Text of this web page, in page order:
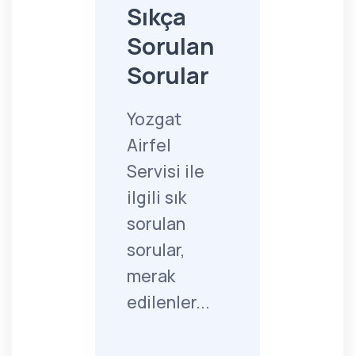
Sıkça
Sorulan
Sorular
Yozgat
Airfel
Servisi ile
ilgili sık
sorulan
sorular,
merak
edilenler...